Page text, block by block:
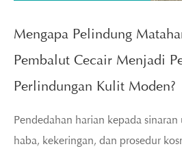
Mengapa Pelindung
Pembalut Cecair Menjadi
Perlindungan Kulit Moden?
Pendedahan harian kepada
haba, kekeringan, dan prosedur